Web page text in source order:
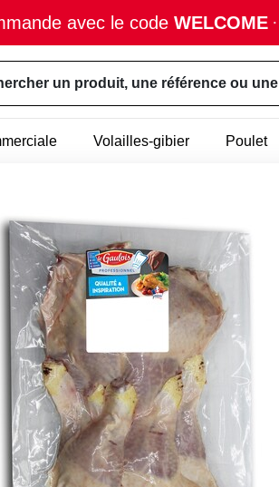
avec le code WELCOME ·
un produit, une référence ou
Volailles-gibier Poulet